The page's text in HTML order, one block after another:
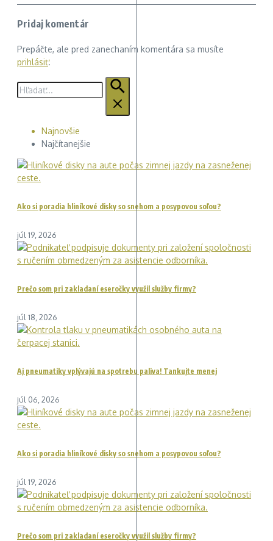
Pridaj komentár
Prepáčte, ale pred zanechaním komentára sa musíte
prihlásiť.
Hľadať:
Najnovšie
Najčítanejšie
Ako si poradia hliníkové disky so snehom a posypovou soľou?
júl 19, 2026
Prečo som pri zakladaní eseročky využil služby firmy?
júl 18, 2026
Aj pneumatiky vplývajú na spotrebu paliva! Tankujte menej
júl 06, 2026
Ako si poradia hliníkové disky so snehom a posypovou soľou?
júl 19, 2026
Prečo som pri zakladaní eseročky využil služby firmy?